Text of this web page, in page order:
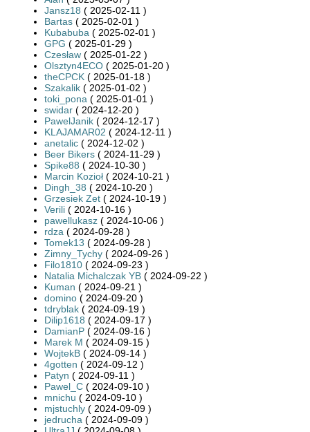
Jansz18 ( 2025-02-11 )
Bartas ( 2025-02-01 )
Kubabuba ( 2025-02-01 )
GPG ( 2025-01-29 )
Czesław ( 2025-01-22 )
Olsztyn4ECO ( 2025-01-20 )
theCPCK ( 2025-01-18 )
Szakalik ( 2025-01-02 )
toki_pona ( 2025-01-01 )
swidar ( 2024-12-20 )
PawelJanik ( 2024-12-17 )
KLAJAMAR02 ( 2024-12-11 )
anetalic ( 2024-12-02 )
Beer Bikers ( 2024-11-29 )
Spike88 ( 2024-10-30 )
Marcin Kozioł ( 2024-10-21 )
Dingh_38 ( 2024-10-20 )
Grzesiek Zet ( 2024-10-19 )
Verili ( 2024-10-16 )
pawellukasz ( 2024-10-06 )
rdza ( 2024-09-28 )
Tomek13 ( 2024-09-28 )
Zimny_Tychy ( 2024-09-26 )
Filo1810 ( 2024-09-23 )
Natalia Michalczak YB ( 2024-09-22 )
Kuman ( 2024-09-21 )
domino ( 2024-09-20 )
tdryblak ( 2024-09-19 )
Dilip1618 ( 2024-09-17 )
DamianP ( 2024-09-16 )
Marek M ( 2024-09-15 )
WojtekB ( 2024-09-14 )
4gotten ( 2024-09-12 )
Patyn ( 2024-09-11 )
Pawel_C ( 2024-09-10 )
mnichu ( 2024-09-10 )
mjstuchly ( 2024-09-09 )
jedrucha ( 2024-09-09 )